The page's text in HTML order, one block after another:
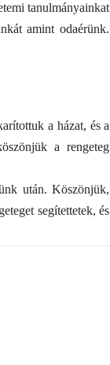
tanulmányainkat
amint odaérünk.
a házat, és a
a rengeteg
után. Köszönjük,
segítettetek, és